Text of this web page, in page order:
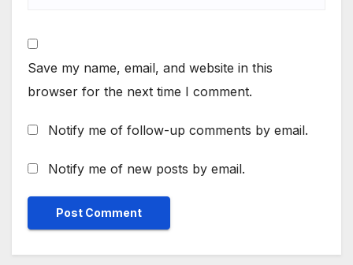
Save my name, email, and website in this
browser for the next time I comment.
Notify me of follow-up comments by email.
Notify me of new posts by email.